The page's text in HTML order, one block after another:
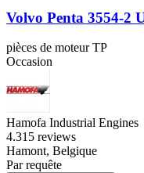
Volvo Penta 3554-2
pièces de moteur TP
Occasion
Hamofa Industrial Engines
4.315 reviews
Hamont, Belgique
Par requête